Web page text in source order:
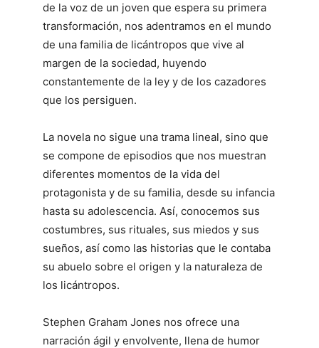
de la voz de un joven que espera su primera
transformación, nos adentramos en el mundo
de una familia de licántropos que vive al
margen de la sociedad, huyendo
constantemente de la ley y de los cazadores
que los persiguen.
La novela no sigue una trama lineal, sino que
se compone de episodios que nos muestran
diferentes momentos de la vida del
protagonista y de su familia, desde su infancia
hasta su adolescencia. Así, conocemos sus
costumbres, sus rituales, sus miedos y sus
sueños, así como las historias que le contaba
su abuelo sobre el origen y la naturaleza de
los licántropos.
Stephen Graham Jones nos ofrece una
narración ágil y envolvente, llena de humor